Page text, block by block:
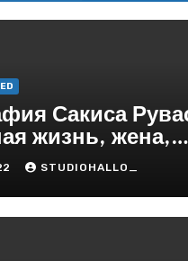
Сакиса
жизнь, жена,
моменты
карьере
певца
STUDIOHALLO_